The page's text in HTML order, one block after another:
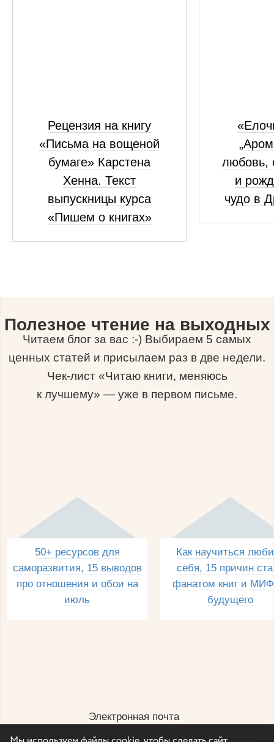
Рецензия на книгу
«Письма на вощеной
бумаге» Карстена
Хенна. Текст
выпускницы курса
«Пишем о книгах»
любовь,
и
чудо в
Полезное чтение на выходных
Читаем блог за вас :-) Выбираем 5 самых
ценных статей и присылаем раз в две недели.
Чек-лист «Читаю книги, меняюсь
к лучшему» — уже в первом письме.
50+ ресурсов для
саморазвития, 15 выводов
про отношения и обои на
июль
Как научиться
себя, 15 причин
фанатом книг и
будущего
Электронная почта